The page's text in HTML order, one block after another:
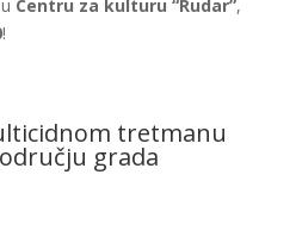
Centru za kulturu “Rudar”,
!
tretmanu
grada